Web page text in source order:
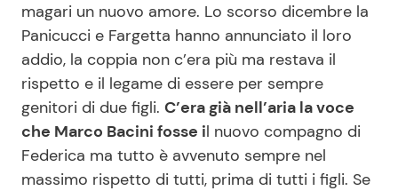
Seguici
Info
magari un nuovo amore. Lo scorso dicembre la
Panicucci e Fargetta hanno annunciato il loro
addio, la coppia non c’era più ma restava il
rispetto e il legame di essere per sempre
genitori di due figli. C’era già nell’aria la voce
che Marco Bacini fosse il nuovo compagno di
Federica ma tutto è avvenuto sempre nel
massimo rispetto di tutti, prima di tutti i figli. Se